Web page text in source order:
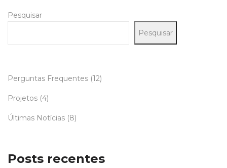
Pesquisar
Pesquisar
Perguntas Frequentes (12)
Projetos (4)
Últimas Notícias (8)
Posts recentes